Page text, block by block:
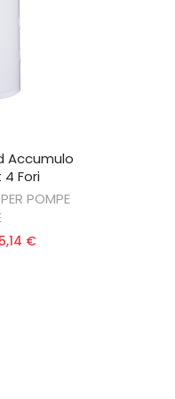
Accumulo
4 Fori
POMPE
€